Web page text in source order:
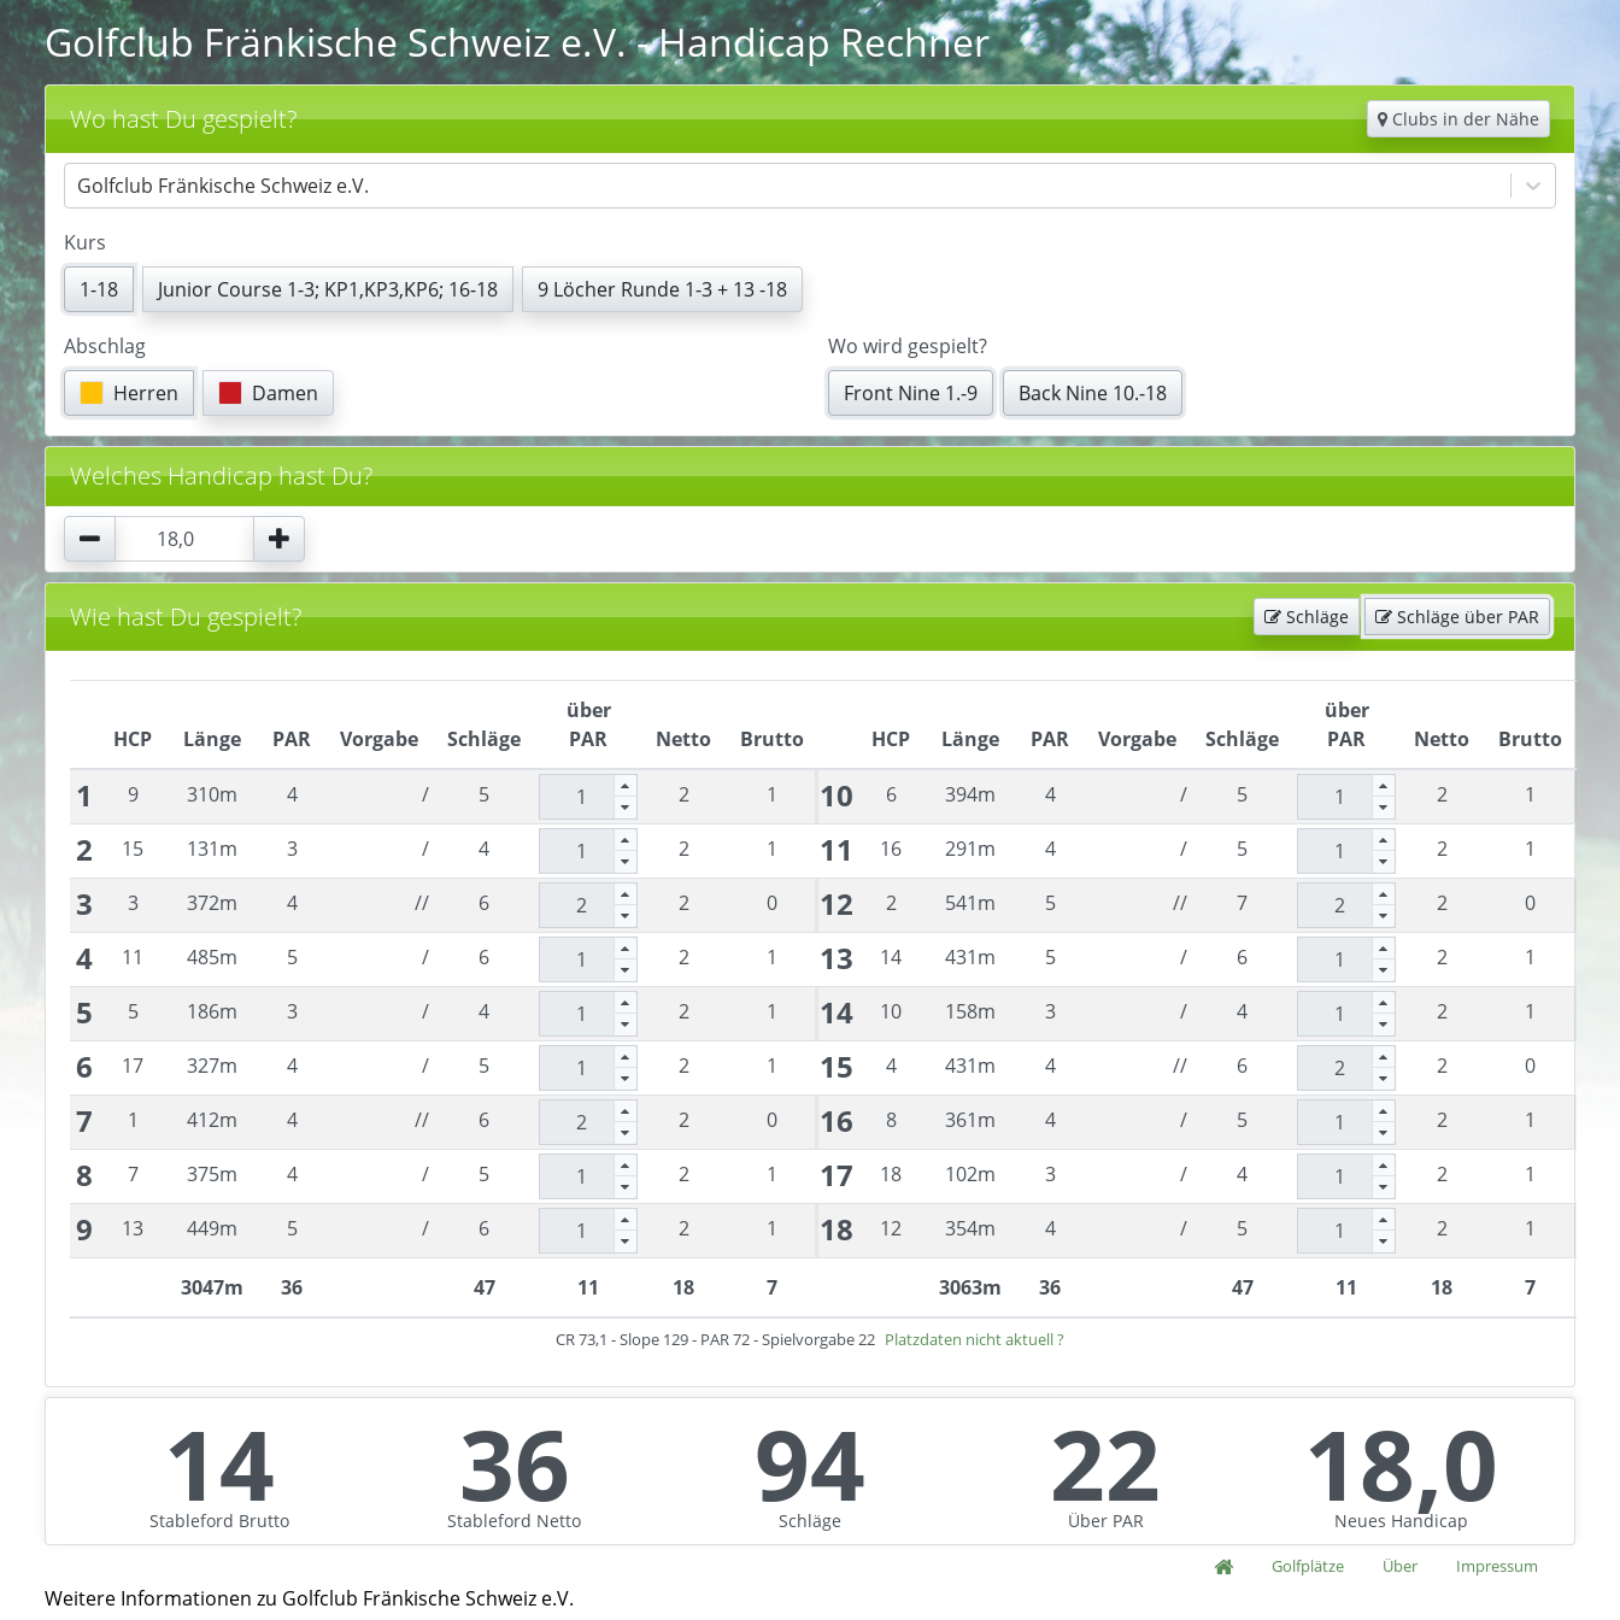
Golfclub Fränkische Schweiz e.V.- Handicap Rechner
Wo hast Du gespielt? Clubs in der Nähe
Golfclub Fränkische Schweiz e.V.
Kurs
1-18
Junior Course 1-3; KP1,KP3,KP6; 16-18 9 Löcher Runde 1-3 + 13 -18
Abschlag
Herren
Damen
Wo wird gespielt?
Front Nine 1.-9
Back Nine 10.-18
Welches Handicap hast Du?
Wie hast Du gespielt? Schläge Schläge über PAR
HCP Länge PAR Vorgabe Schläge
über
PAR
Netto Brutto
1 9 310m 4 / 5 2 1
2 15 131m 3 / 4 2 1
3 3 372m 4 // 6 2 0
4 11 485m 5 / 6 2 1
5 5 186m 3 / 4 2 1
6 17 327m 4 / 5 2 1
7 1 412m 4 // 6 2 0
8 7 375m 4 / 5 2 1
9 13 449m 5 / 6 2 1
3047m 36 47 11 18 7
HCP Länge PAR Vorgabe Schläge
über
PAR
Netto Brutto
10 6 394m 4 / 5 2 1
11 16 291m 4 / 5 2 1
12 2 541m 5 // 7 2 0
13 14 431m 5 / 6 2 1
14 10 158m 3 / 4 2 1
15 4 431m 4 // 6 2 0
16 8 361m 4 / 5 2 1
17 18 102m 3 / 4 2 1
18 12 354m 4 / 5 2 1
3063m 36 47 11 18 7
CR73,1 - Slope 129- PAR72- Spielvorgabe22 Platzdaten nicht aktuell ?
14
Stableford Brutto 36
Stableford Netto 94
Schläge 22
Über PAR 18,0
Neues Handicap
Golfplätze Über Impressum
Weitere Informationen zu Golfclub Fränkische Schweiz e.V.